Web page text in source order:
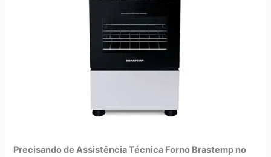
Precisando de Assistência Técnica Forno Brastemp no